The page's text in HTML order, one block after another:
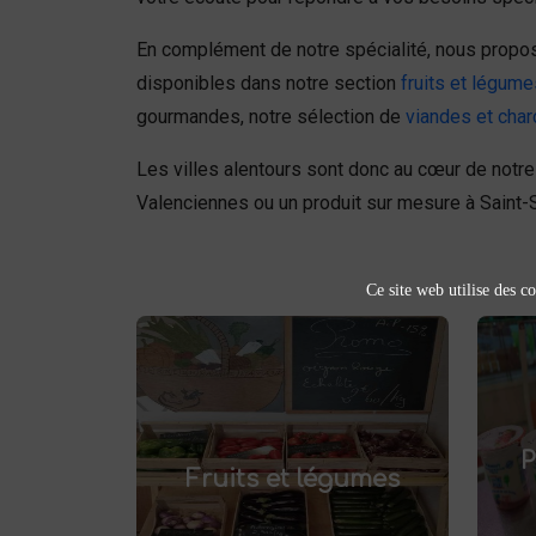
En complément de notre spécialité, nous
disponibles dans notre section fruits et
gourmandes, notre sélection de viandes et
Les villes alentours sont donc au cœur de
Valenciennes ou un produit sur mesure à Saint-
Fruits et légumes
Achetez des
fruits et légumes
frais à Saint-Saulve
et savourez
des produits de saison, cultivés
localement. Goûtez la différence
: des produits sains et
Ce site web utilise des